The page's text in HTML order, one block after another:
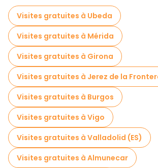
Visites gratuites à proximité
Visites gratuites à proximité Elogio
Visites gratuites à Ubeda
Visites gratuites à Mérida
Visites gratuites à Girona
Visites gratuites à Jerez de la
Visites gratuites à Burgos
Visites gratuites à Vigo
Visites gratuites à Valladolid (ES)
Visites gratuites à Almunecar